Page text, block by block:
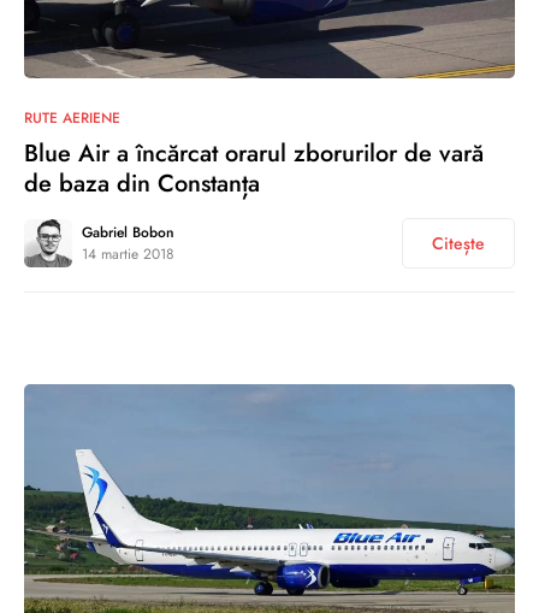
RUTE AERIENE
Blue Air a încărcat orarul zborurilor de vară
de baza din Constanța
Gabriel Bobon
14 martie 2018
Citește